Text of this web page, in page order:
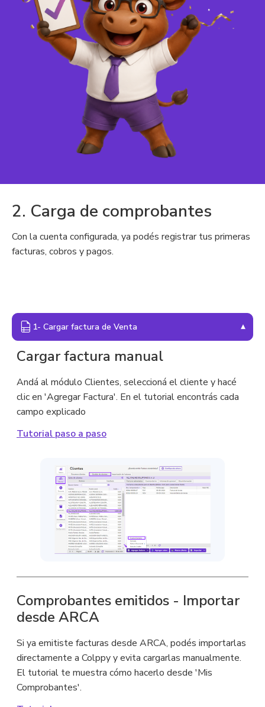
2. Carga de comprobantes
Con la cuenta configurada, ya podés registrar tus primeras
facturas, cobros y pagos.
1- Cargar factura de Venta ▾
Cargar factura manual
Andá al módulo Clientes, seleccioná el cliente y hacé
clic en 'Agregar Factura'. En el tutorial encontrás cada
campo explicado
Tutorial paso a paso
Comprobantes emitidos - Importar
desde ARCA
Si ya emitiste facturas desde ARCA, podés importarlas
directamente a Colppy y evita cargarlas manualmente.
El tutorial te muestra cómo hacerlo desde 'Mis
Comprobantes'.